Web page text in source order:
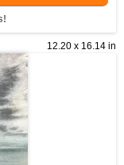
12.20 x 16.14 in